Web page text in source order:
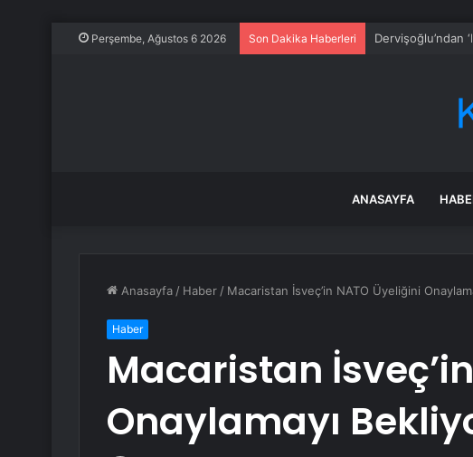
Perşembe, Ağustos 6 2026 Son Dakika Haberleri Dervişoğlu’ndan
ANASAYFA
Anasayfa / Haber / Macaristan İsveç’in NATO Üyeliğini
Haber
Macaristan
Onaylamayı